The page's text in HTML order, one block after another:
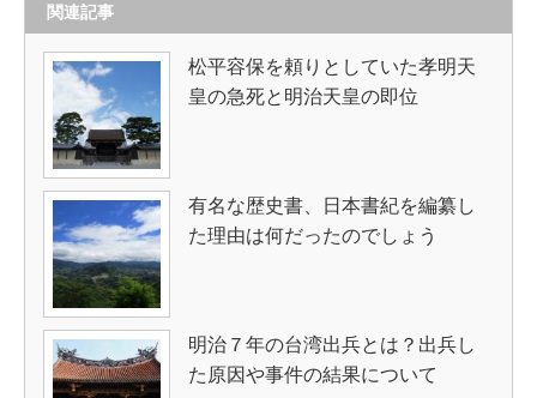
関連記事
松平容保を頼りとしていた孝明天
皇の急死と明治天皇の即位
有名な歴史書、日本書紀を編纂し
た理由は何だったのでしょう
明治７年の台湾出兵とは？出兵し
た原因や事件の結果について